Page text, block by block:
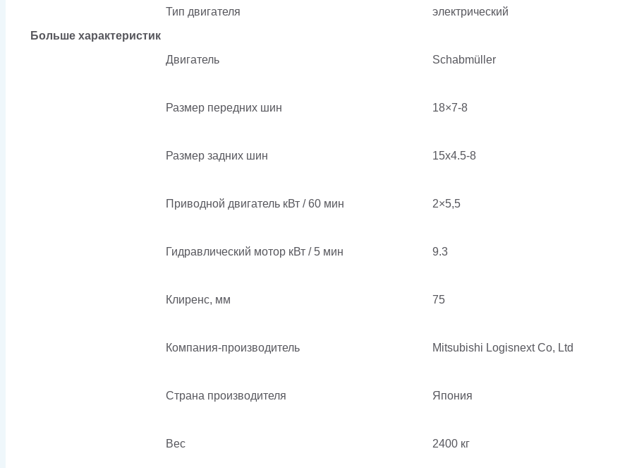
Больше характеристик
Тип двигателя электрический
Двигатель Schabmüller
Размер передних шин 18×7-8
Размер задних шин 15х4.5-8
Приводной двигатель кВт / 60 мин 2×5,5
Гидравлический мотор кВт / 5 мин 9.3
Клиренс, мм 75
Компания-производитель Mitsubishi Logisnext Co, Ltd
Страна производителя Япония
Вес 2400 кг